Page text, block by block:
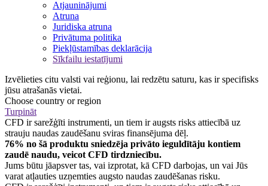
Atjauninājumi
Atruna
Juridiska atruna
Privātuma politika
Piekļūstamības deklarācija
Sīkfailu iestatījumi
Izvēlieties citu valsti vai reģionu, lai redzētu saturu, kas ir specifisks
jūsu atrašanās vietai.
Choose country or region
Turpināt
CFD ir sarežģīti instrumenti, un tiem ir augsts risks attiecībā uz
strauju naudas zaudēšanu sviras finansējuma dēļ.
76% no šā produktu sniedzēja privāto ieguldītāju kontiem
zaudē naudu, veicot CFD tirdzniecību.
Jums būtu jāapsver tas, vai izprotat, kā CFD darbojas, un vai Jūs
varat atļauties uzņemties augsto naudas zaudēšanas risku.